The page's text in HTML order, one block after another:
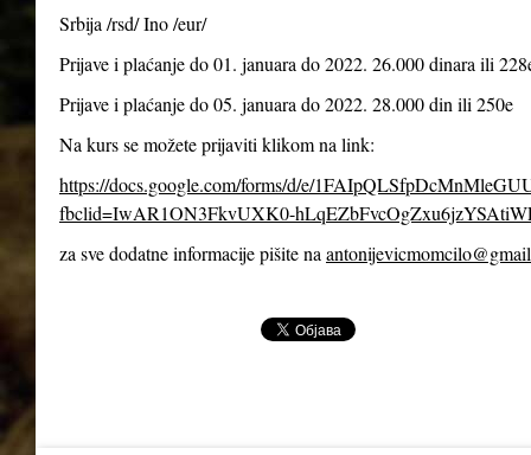
Srbija /rsd/ Ino /eur/
Prijave i plaćanje do 01. januara do 2022. 26.000 dinara ili
Prijave i plaćanje do 05. januara do 2022. 28.000 din ili 250e
Na kurs se možete prijaviti klikom na link:
https://docs.google.com/forms/d/e/
fbclid=IwAR1ON3FkvUXK0-
za sve dodatne informacije pišite na